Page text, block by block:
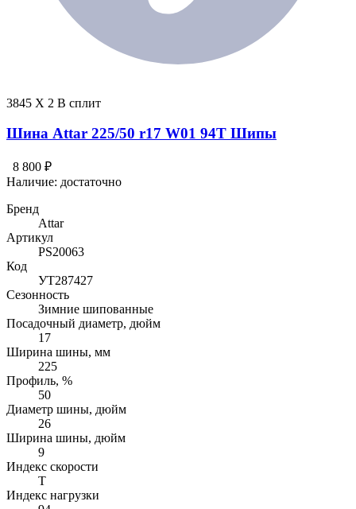
3845 X 2 В сплит
Шина Attar 225/50 r17 W01 94T Шипы
8 800 ₽
Наличие: достаточно
Бренд
Attar
Артикул
PS20063
Код
УТ287427
Сезонность
Зимние шипованные
Посадочный диаметр, дюйм
17
Ширина шины, мм
225
Профиль, %
50
Диаметр шины, дюйм
26
Ширина шины, дюйм
9
Индекс скорости
T
Индекс нагрузки